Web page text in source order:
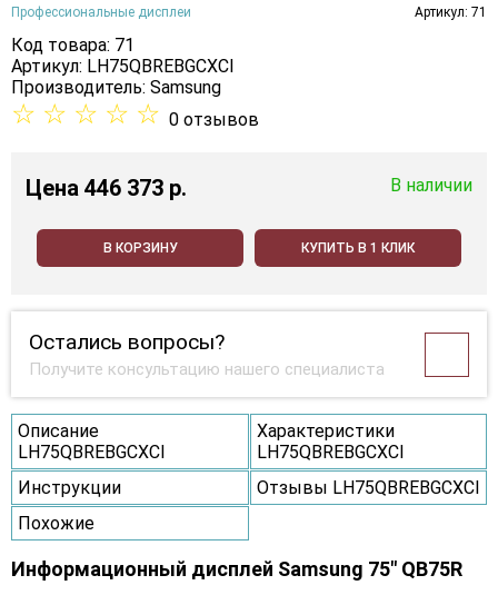
Профессиональные дисплеи Артикул: 71
Код товара: 71
Артикул: LH75QBREBGCXCI
Производитель: Samsung
☆ ☆ ☆ ☆ ☆ 0 отзывов
Цена 446 373 p. В наличии
В КОРЗИНУ КУПИТЬ В 1 КЛИК
Остались вопросы?
Получите консультацию нашего специалиста
Описание
LH75QBREBGCXCI
Характеристики
LH75QBREBGCXCI
Инструкции
Отзывы LH75QBREBGCXCI
Похожие
Информационный дисплей Samsung 75" QB75R